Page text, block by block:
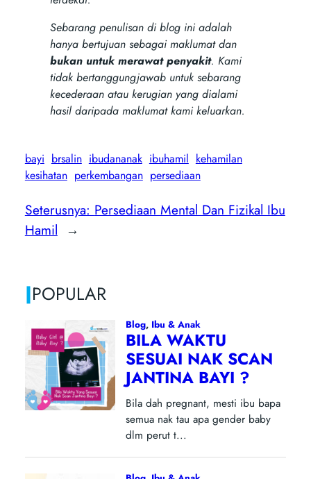
Sebarang penulisan di blog ini adalah
hanya bertujuan sebagai maklumat dan
bukan untuk merawat penyakit. Kami
tidak bertanggungjawab untuk sebarang
kecederaan atau kerugian yang dialami
hasil daripada maklumat kami keluarkan.
bayi brsalin ibudananak ibuhamil kehamilan
kesihatan perkembangan persediaan
Seterusnya: Persediaan Mental Dan Fizikal Ibu
Hamil →
|POPULAR